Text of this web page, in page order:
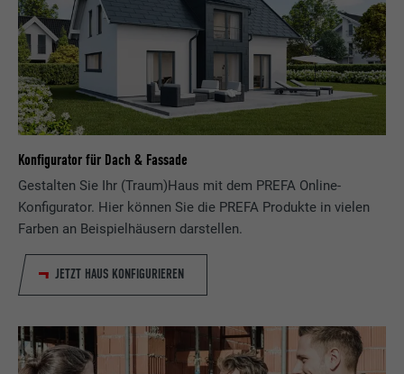
Konfigurator für Dach & Fassade
Gestalten Sie Ihr (Traum)Haus mit dem PREFA Online-
Konfigurator. Hier können Sie die PREFA Produkte in vielen
Farben an Beispielhäusern darstellen.
JETZT HAUS KONFIGURIEREN